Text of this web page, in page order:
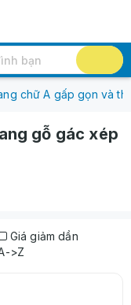
chữ A gấp gọn và
gỗ gác xép
Giá giảm dần
>Z